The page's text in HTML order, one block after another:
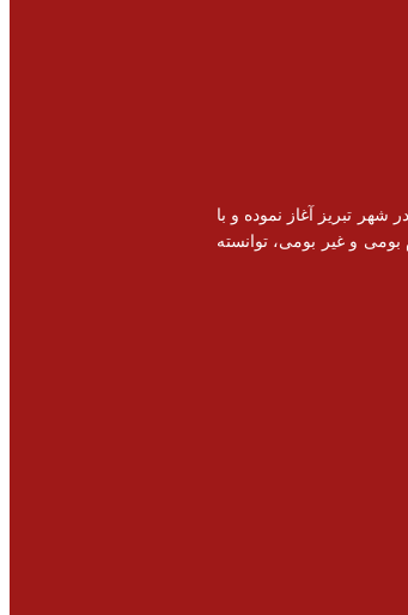
فعالیت خود را در شهر تبریز آغاز نموده و با
بومی و غیر بومی، توانسته